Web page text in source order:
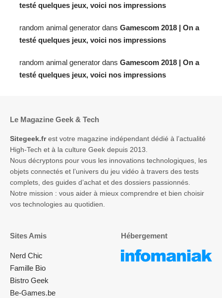
testé quelques jeux, voici nos impressions
random animal generator dans Gamescom 2018 | On a
testé quelques jeux, voici nos impressions
random animal generator dans Gamescom 2018 | On a
testé quelques jeux, voici nos impressions
Le Magazine Geek & Tech
Sitegeek.frest votre magazine indépendant dédié à l’actualité
High-Tech et à la culture Geek depuis 2013.
Nous décryptons pour vous les innovations technologiques, les
objets connectés et l’univers du jeu vidéo à travers des tests
complets, des guides d’achat et des dossiers passionnés.
Notre mission : vous aider à mieux comprendre et bien choisir
vos technologies au quotidien.
Sites Amis
Nerd Chic
Famille Bio
Bistro Geek
Be-Games.be
Hébergement